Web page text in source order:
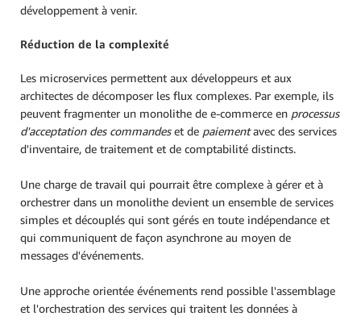
développement à venir.
Réduction de la complexité
Les microservices permettent aux développeurs et aux
architectes de décomposer les flux complexes. Par exemple, ils
peuvent fragmenter un monolithe de e-commerce en processus
d'acceptation des commandeset de paiementavec des services
d'inventaire, de traitement et de comptabilité distincts.
Une charge de travail qui pourrait être complexe à gérer et à
orchestrer dans un monolithe devient un ensemble de services
simples et découplés qui sont gérés en toute indépendance et
qui communiquent de façon asynchrone au moyen de
messages d'événements.
Une approche orientée événements rend possible l'assemblage
et l'orchestration des services qui traitent les données à